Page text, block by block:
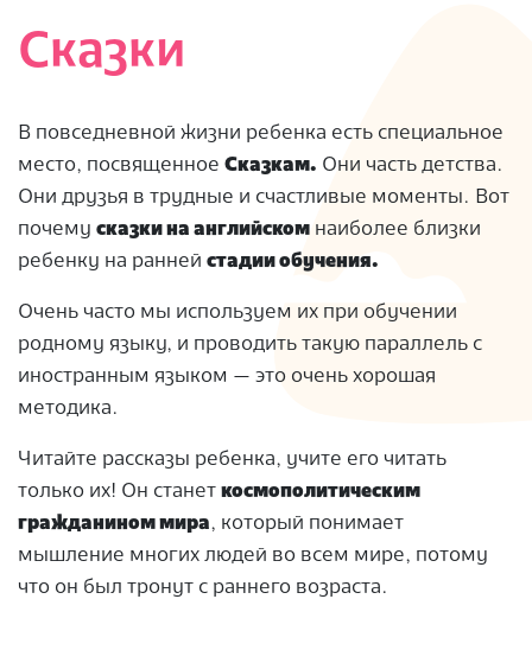
Сказки
В повседневной жизни ребенка есть специальное
место, посвященное Сказкам. Они часть детства.
Они друзья в трудные и счастливые моменты. Вот
почему сказки на английском наиболее близки
ребенку на ранней стадии обучения.
Очень часто мы используем их при обучении
родному языку, и проводить такую ​​параллель с
иностранным языком — это очень хорошая
методика.
Читайте рассказы ребенка, учите его читать
только их! Он станет космополитическим
гражданином мира, который понимает
мышление многих людей во всем мире, потому
что он был тронут с раннего возраста.